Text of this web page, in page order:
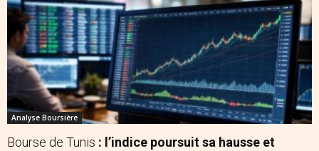
Analyse Boursière
Bourse de Tunis : l’indice poursuit sa hausse et